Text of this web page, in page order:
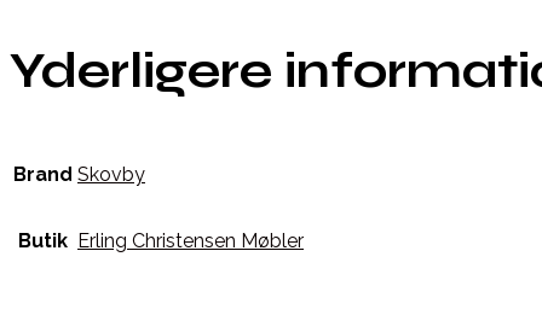
Yderligere
Brand Skovby
Butik Erling Christensen Møbler